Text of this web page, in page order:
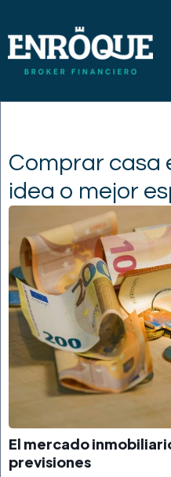
Comprar casa
idea o mejor
El mercado
previsiones